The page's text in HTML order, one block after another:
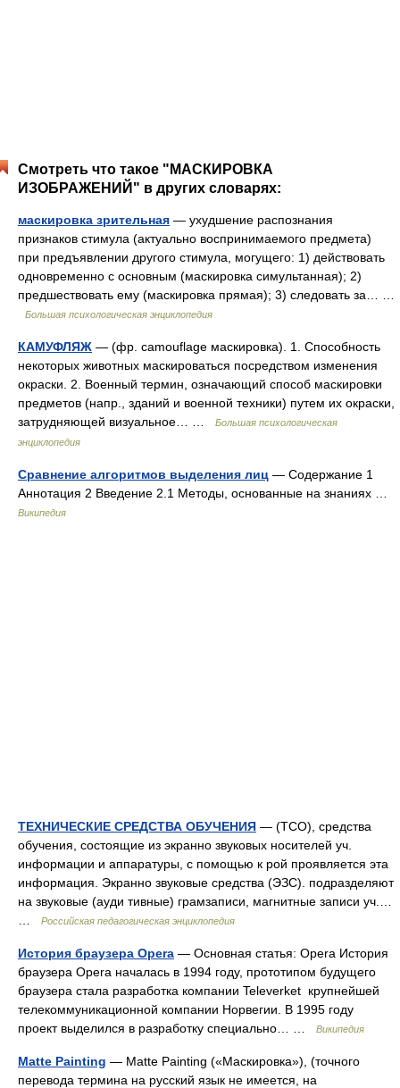
Смотреть что такое "МАСКИРОВКА
ИЗОБРАЖЕНИЙ" в других словарях:
маскировка зрительная — ухудшение распознания
признаков стимула (актуально воспринимаемого предмета)
при предъявлении другого стимула, могущего: 1) действовать
одновременно с основным (маскировка симультанная); 2)
предшествовать ему (маскировка прямая); 3) следовать за… …
Большая психологическая энциклопедия
КАМУФЛЯЖ — (фр. camouflage маскировка). 1. Способность
некоторых животных маскироваться посредством изменения
окраски. 2. Военный термин, означающий способ маскировки
предметов (напр., зданий и военной техники) путем их окраски,
затрудняющей визуальное… …
Большая психологическая
энциклопедия
Сравнение алгоритмов выделения лиц — Содержание 1
Аннотация 2 Введение 2.1 Методы, основанные на знаниях …
Википедия
ТЕХНИЧЕСКИЕ СРЕДСТВА ОБУЧЕНИЯ — (ТСО), средства
обучения, состоящие из экранно звуковых носителей уч.
информации и аппаратуры, с помощью к рой проявляется эта
информация. Экранно звуковые средства (ЭЗС). подразделяют
на звуковые (ауди тивные) грамзаписи, магнитные записи уч.…
Российская педагогическая энциклопедия
История браузера Opera — Основная статья: Opera История
браузера Opera началась в 1994 году, прототипом будущего
браузера стала разработка компании Televerket крупнейшей
телекоммуникационной компании Норвегии. В 1995 году
проект выделился в разработку специально… …
Википедия
Matte Painting — Matte Painting («Маскировка»), (точного
перевода термина на русский язык не имеется, на